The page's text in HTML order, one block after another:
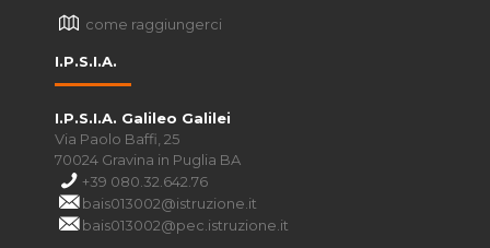
come raggiungerci
I.P.S.I.A.
I.P.S.I.A. Galileo Galilei
Via Paolo Baffi, 25
70024 Gravina in Puglia BA
+39 080.32.642.76
bais013002@istruzione.it
bais013002@pec.istruzione.it